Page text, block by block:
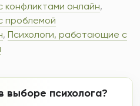
онлайн,
проблемой
, Психологи, работающие с
выборе психолога?